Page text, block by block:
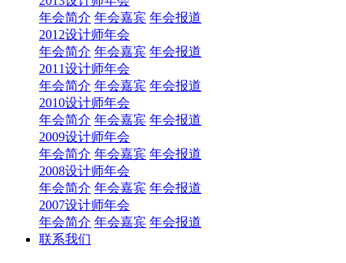
年会简介 年会嘉宾 年会报道
2012设计师年会
年会简介 年会嘉宾 年会报道
2011设计师年会
年会简介 年会嘉宾 年会报道
2010设计师年会
年会简介 年会嘉宾 年会报道
2009设计师年会
年会简介 年会嘉宾 年会报道
2008设计师年会
年会简介 年会嘉宾 年会报道
2007设计师年会
年会简介 年会嘉宾 年会报道
联系我们